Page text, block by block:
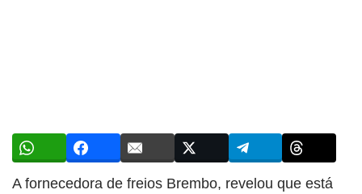
A fornecedora de freios Brembo, revelou que está